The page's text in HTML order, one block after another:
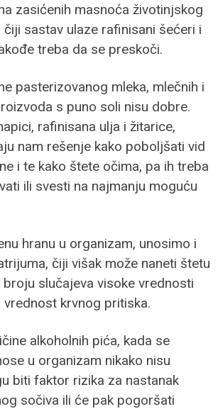
zasićenih masnoća životinjskog
čiji sastav ulaze rafinisani šećeri i
treba da se preskoči.
pasterizovanog mleka, mlečnih i
s puno soli nisu dobre.
rafinisana ulja i žitarice,
nam rešenje kako poboljšati vid
i te kako štete očima, pa ih treba
ili svesti na najmanju moguću
hranu u organizam, unosimo i
čiji višak može naneti štetu
broju slučajeva visoke vrednosti
krvnog pritiska.
alkoholnih pića, kada se
u organizam nikako nisu
biti faktor rizika za nastanak
sočiva ili će pak pogoršati